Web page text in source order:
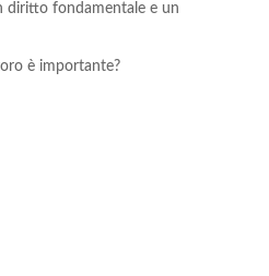
diritto fondamentale e un
è importante?